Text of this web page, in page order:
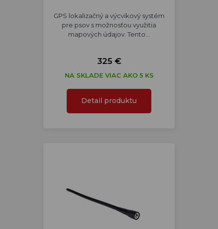
GPS lokalizačný a výcvikový systém
pre psov s možnosťou využitia
mapových údajov. Tento…
325 €
NA SKLADE VIAC AKO 5 KS
Detail produktu